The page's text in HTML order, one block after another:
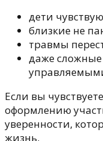
дети
близкие не
травмы
даже сложные
Если вы
оформлению
уверенности,
жизнь.